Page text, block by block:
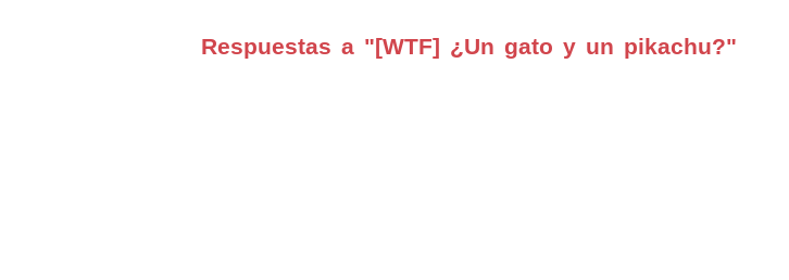
Respuestas a "[WTF] ¿Un gato y un pikachu?"